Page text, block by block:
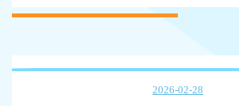
2026-02-28